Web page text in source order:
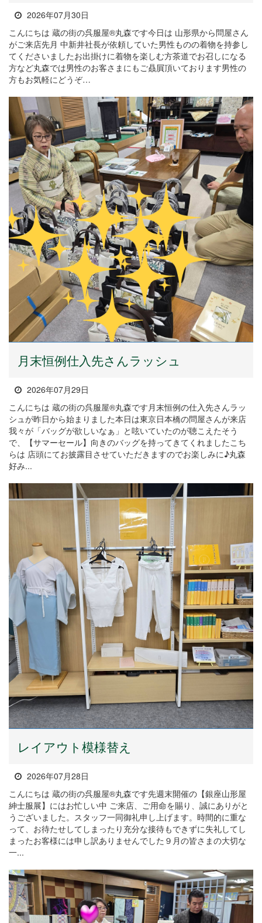
2026年07月30日
こんにちは 蔵の街の呉服屋®丸森です今日は 山形県から問屋さん
がご来店先月 中新井社長が依頼していた男性ものの着物を持参し
てくださいましたお出掛けに着物を楽しむ方茶道でお召しになる
方など丸森では男性のお客さまにもご贔屓頂いております男性の
方もお気軽にどうぞ…
月末恒例仕入先さんラッシュ
2026年07月29日
こんにちは 蔵の街の呉服屋®丸森です月末恒例の仕入先さんラッ
シュが昨日から始まりました本日は東京日本橋の問屋さんが来店
我々が「バッグが欲しいなぁ」と呟いていたのが聴こえたそう
で、【サマーセール】向きのバッグを持ってきてくれましたこち
らは 店頭にてお披露目させていただきますのでお楽しみに♪丸森
好み...
レイアウト模様替え
2026年07月28日
こんにちは 蔵の街の呉服屋®丸森です先週末開催の【銀座山形屋
紳士服展】にはお忙しい中 ご来店、ご用命を賜り、誠にありがと
うございました。スタッフ一同御礼申し上げます。時間的に重な
って、お待たせしてしまったり充分な接待もできずに失礼してし
まったお客様には申し訳ありませんでした９月の皆さまの大切な
一...